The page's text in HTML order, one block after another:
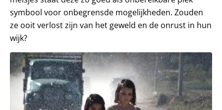
symbool voor onbegrensde mogelijkheden. Zouden
ze ooit verlost zijn van het geweld en de onrust in hun
wijk?